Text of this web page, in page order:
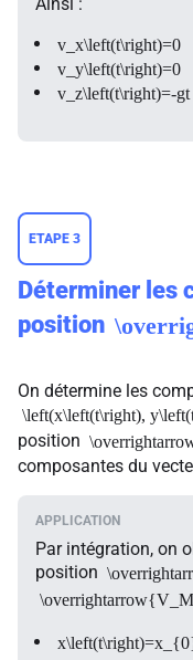
v_x\left(t\right)=0
v_y\left(t\right)=0
v_z\left(t\right)=-gt
ETAPE 3
Déterminer les
position
On détermine les
\left(x\left(t\right),
position
composantes du
Par intégration, on
position